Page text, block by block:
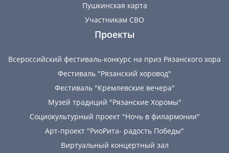
Пушкинская карта
Участникам СВО
Проекты
Всероссийский фестиваль-конкурс на приз Рязанского хора
Фестиваль "Рязанский хоровод"
Фестиваль "Кремлевские вечера"
Музей традиций "Рязанские Хоромы"
Социокультурный проект "Ночь в филармонии"
Арт-проект "РиоРита- радость Победы"
Виртуальный концертный зал